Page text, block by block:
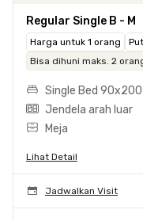
Regular Single B - M
Harga untuk 1 orang
Bisa dihuni maks. 2
Single Bed
Jendela arah luar
Meja
Lihat Detail
Jadwalkan Visit